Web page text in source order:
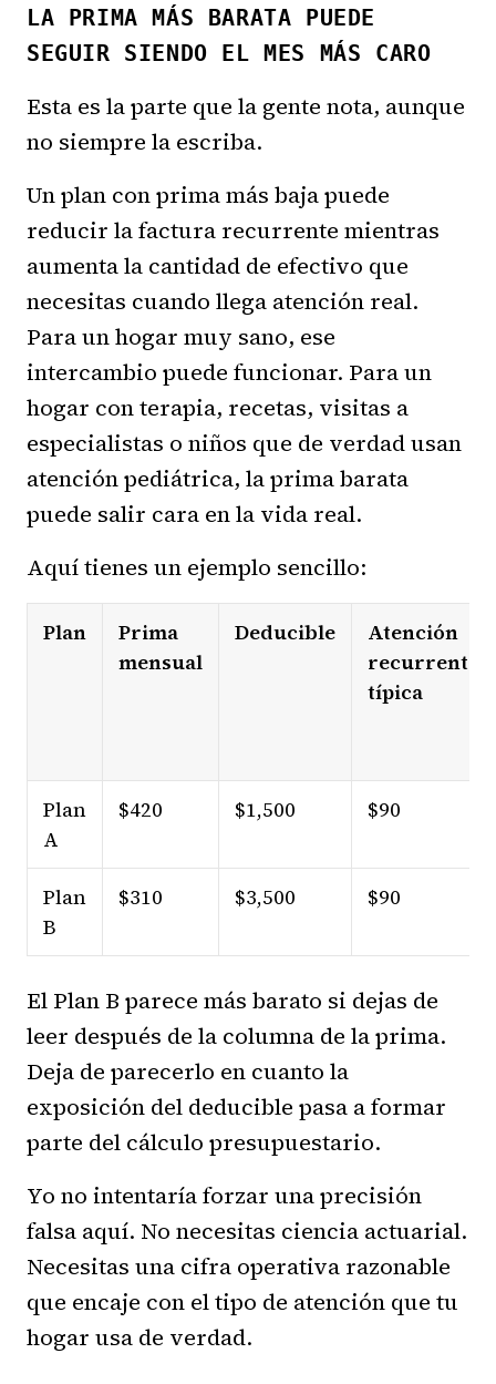
LA PRIMA MÁS BARATA PUEDE
SEGUIR SIENDO EL MES MÁS CARO
Esta es la parte que la gente nota, aunque
no siempre la escriba.
Un plan con prima más baja puede
reducir la factura recurrente mientras
aumenta la cantidad de efectivo que
necesitas cuando llega atención real.
Para un hogar muy sano, ese
intercambio puede funcionar. Para un
hogar con terapia, recetas, visitas a
especialistas o niños que de verdad usan
atención pediátrica, la prima barata
puede salir cara en la vida real.
Aquí tienes un ejemplo sencillo:
Plan
Prima
mensual
Deducible
Atención
recurrente
típica
Plan
A
$420 $1,500 $90
Plan
B
$310 $3,500 $90
El Plan B parece más barato si dejas de
leer después de la columna de la prima.
Deja de parecerlo en cuanto la
exposición del deducible pasa a formar
parte del cálculo presupuestario.
Yo no intentaría forzar una precisión
falsa aquí. No necesitas ciencia actuarial.
Necesitas una cifra operativa razonable
que encaje con el tipo de atención que tu
hogar usa de verdad.